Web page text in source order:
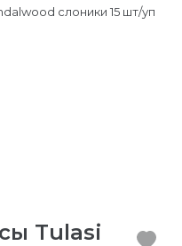
Tulasi